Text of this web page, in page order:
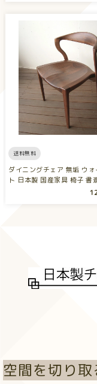
送料無料
ダイニングチェア 無垢 ウォ
ト 日本製 国産家具 椅子 書
空間を切り